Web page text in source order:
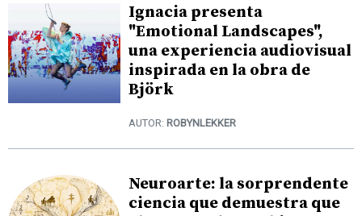
Ignacia presenta
"Emotional Landscapes",
una experiencia audiovisual
inspirada en la obra de
Björk
AUTOR: ROBYNLEKKER
Neuroarte: la sorprendente
ciencia que demuestra que